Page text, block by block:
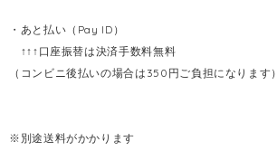
・あと払い（Pay ID）
↑↑↑口座振替は決済手数料無料
（コンビニ後払いの場合は350円ご負担になります）
※別途送料がかかります